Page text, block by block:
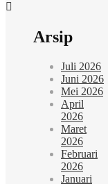
Arsip
Juli 2026
Juni 2026
Mei 2026
April
2026
Maret
2026
Februari
2026
Januari